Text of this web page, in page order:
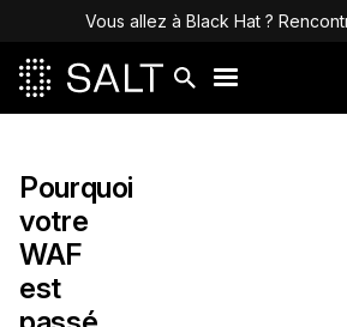
Vous allez à Black Hat ?
Pourquoi
votre
WAF
est